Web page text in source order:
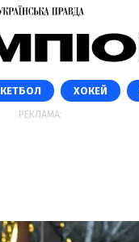
ХОКЕЙ
РЕКЛАМА: